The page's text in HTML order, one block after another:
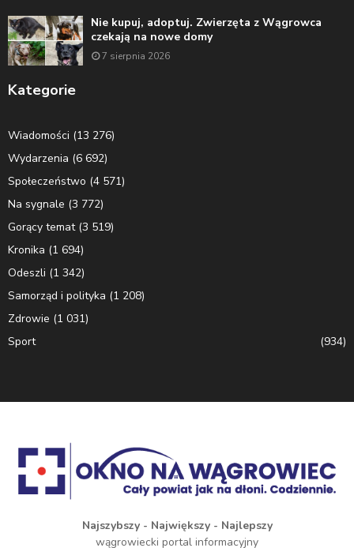
Nie kupuj, adoptuj. Zwierzęta z Wągrowca
czekają na nowe domy
7 sierpnia 2026
Kategorie
Wiadomości (13 276)
Wydarzenia (6 692)
Społeczeństwo (4 571)
Na sygnale (3 772)
Gorący temat(3 519)
Kronika (1 694)
Odeszli (1 342)
Samorząd i polityka (1 208)
Zdrowie (1 031)
Sport
(934)
Najszybszy - Największy - Najlepszy
wągrowiecki portal informacyjny